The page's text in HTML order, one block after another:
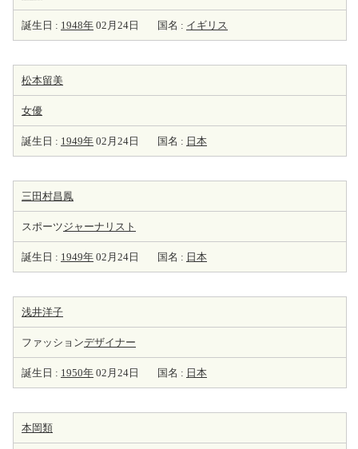
誕生日 : 1948年 02月24日 国名 : イギリス
松本留美
女優
誕生日 : 1949年 02月24日 国名 : 日本
三田村昌鳳
スポーツジャーナリスト
誕生日 : 1949年 02月24日 国名 : 日本
浅井洋子
ファッションデザイナー
誕生日 : 1950年 02月24日 国名 : 日本
本岡類